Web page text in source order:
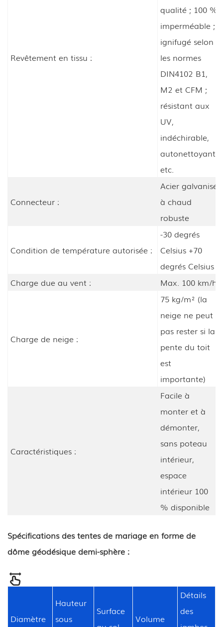
Revêtement en tissu :
qualité ; 100 %
imperméable ;
ignifugé selon
les normes
DIN4102 B1,
M2 et CFM ;
résistant aux
UV,
indéchirable,
autonettoyant,
etc.
Connecteur :
Acier galvanisé
à chaud
robuste
Condition de température autorisée :
-30 degrés
Celsius +70
degrés Celsius
Charge due au vent :
Max. 100 km/h
Charge de neige :
75 kg/m² (la
neige ne peut
pas rester si la
pente du toit
est
importante)
Caractéristiques :
Facile à
monter et à
démonter,
sans poteau
intérieur,
espace
intérieur 100
% disponible
Spécifications des tentes de mariage en forme de
dôme géodésique demi-sphère :
Diamètre
Hauteur
sous
Surface
Volume
Détails
des